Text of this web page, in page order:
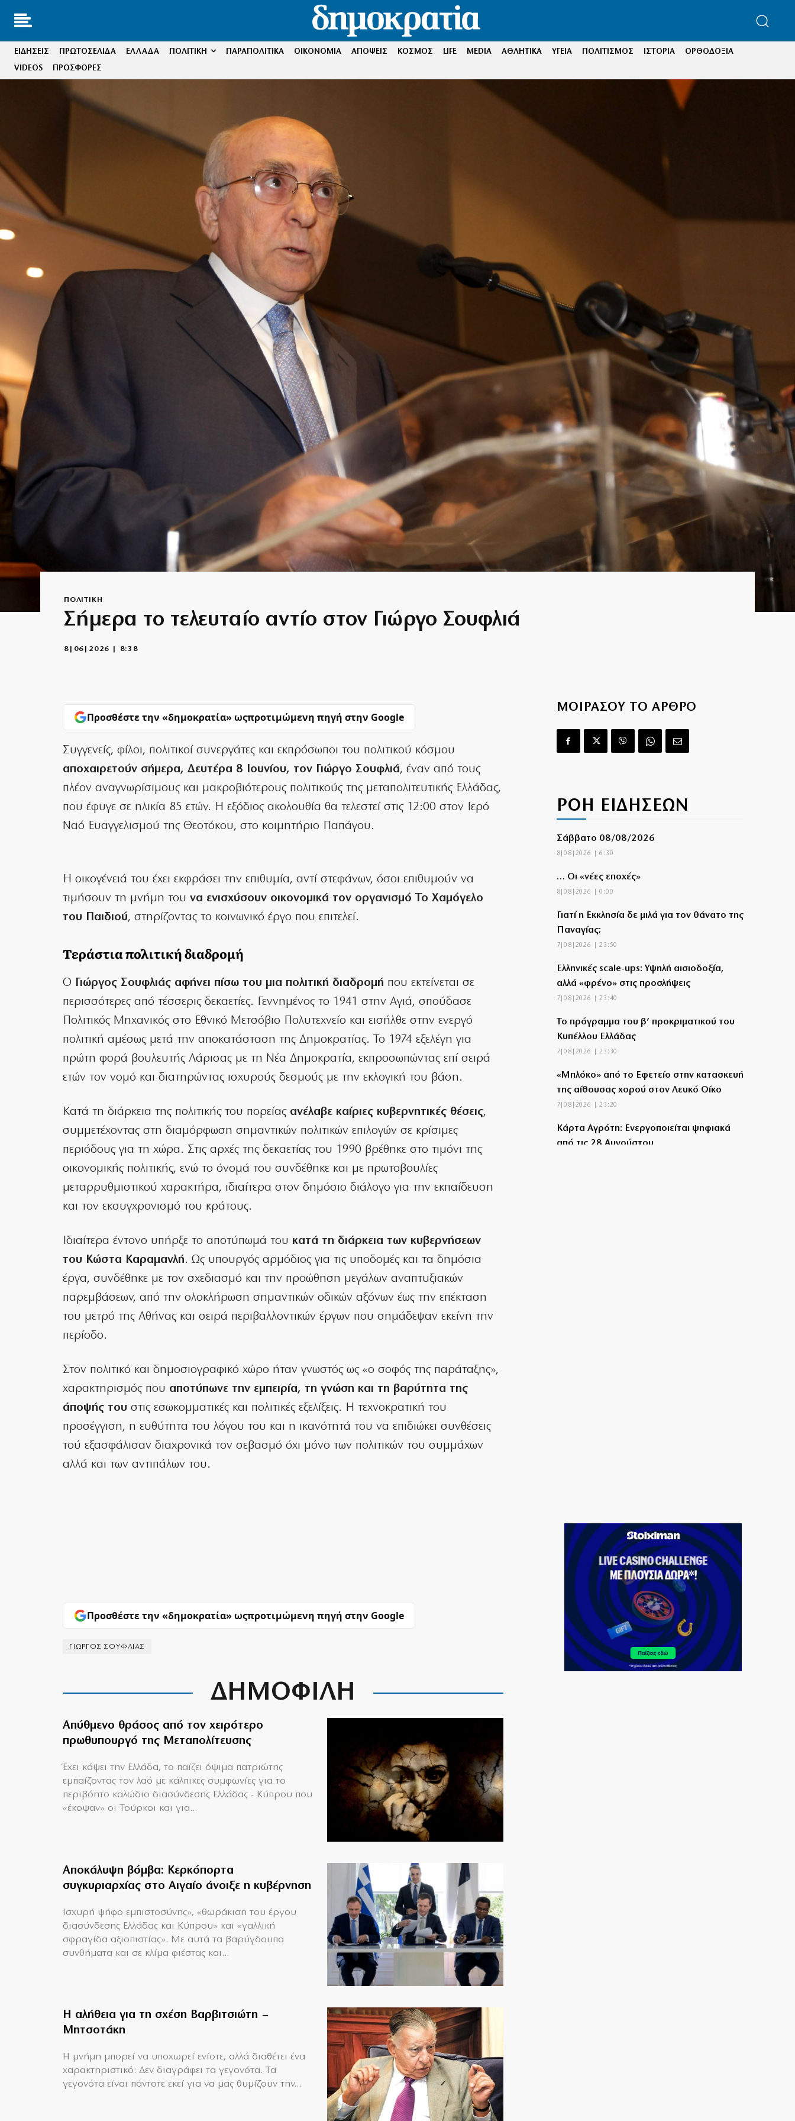
ΕΙΔΗΣΕΙΣ ΠΡΩΤΟΣΕΛΙΔΑ ΕΛΛΑΔΑ ΠΟΛΙΤΙΚΗ ΠΑΡΑΠΟΛΙΤΙΚΑ ΟΙΚΟΝΟΜΙΑ ΑΠΟΨΕΙΣ ΚΟΣΜΟΣ LIFE MEDIA ΑΘΛΗΤΙΚΑ ΥΓΕΙΑ ΠΟΛΙΤΙΣΜΟΣ ΙΣΤΟΡΙΑ
ΟΡΘΟΔΟΞΙΑ
VIDEOS
ΠΡΟΣΦΟΡΕΣ
ΠΟΛΙΤΙΚΗ
Σήμερα το τελευταίο αντίο στον Γιώργο Σουφλιά
8|06|2026 | 8:38
Προσθέστε την «δημοκρατία» ωςπροτιμώμενη πηγή στην Google
Συγγενείς, φίλοι, πολιτικοί συνεργάτες και εκπρόσωποι του πολιτικού κόσμου
αποχαιρετούν σήμερα, Δευτέρα 8 Ιουνίου, τον Γιώργο Σουφλιά, έναν από τους
πλέον αναγνωρίσιμους και μακροβιότερους πολιτικούς της μεταπολιτευτικής Ελλάδας,
που έφυγε σε ηλικία 85 ετών. Η εξόδιος ακολουθία θα τελεστεί στις 12:00 στον Ιερό
Ναό Ευαγγελισμού της Θεοτόκου, στο κοιμητήριο Παπάγου.
Η οικογένειά του έχει εκφράσει την επιθυμία, αντί στεφάνων, όσοι επιθυμούν να
τιμήσουν τη μνήμη του να ενισχύσουν οικονομικά τον οργανισμό Το Χαμόγελο
του Παιδιού, στηρίζοντας το κοινωνικό έργο που επιτελεί.
Τεράστια πολιτική διαδρομή
Ο Γιώργος Σουφλιάς αφήνει πίσω του μια πολιτική διαδρομή που εκτείνεται σε
περισσότερες από τέσσερις δεκαετίες. Γεννημένος το 1941 στην Αγιά, σπούδασε
Πολιτικός Μηχανικός στο Εθνικό Μετσόβιο Πολυτεχνείο και εισήλθε στην ενεργό
πολιτική αμέσως μετά την αποκατάσταση της Δημοκρατίας. Το 1974 εξελέγη για
πρώτη φορά βουλευτής Λάρισας με τη Νέα Δημοκρατία, εκπροσωπώντας επί σειρά
ετών τον νομό και διατηρώντας ισχυρούς δεσμούς με την εκλογική του βάση.
Κατά τη διάρκεια της πολιτικής του πορείας ανέλαβε καίριες κυβερνητικές θέσεις,
συμμετέχοντας στη διαμόρφωση σημαντικών πολιτικών επιλογών σε κρίσιμες
περιόδους για τη χώρα. Στις αρχές της δεκαετίας του 1990 βρέθηκε στο τιμόνι της
οικονομικής πολιτικής, ενώ το όνομά του συνδέθηκε και με πρωτοβουλίες
μεταρρυθμιστικού χαρακτήρα, ιδιαίτερα στον δημόσιο διάλογο για την εκπαίδευση
και τον εκσυγχρονισμό του κράτους.
Ιδιαίτερα έντονο υπήρξε το αποτύπωμά του κατά τη διάρκεια των κυβερνήσεων
του Κώστα Καραμανλή. Ως υπουργός αρμόδιος για τις υποδομές και τα δημόσια
έργα, συνδέθηκε με τον σχεδιασμό και την προώθηση μεγάλων αναπτυξιακών
παρεμβάσεων, από την ολοκλήρωση σημαντικών οδικών αξόνων έως την επέκταση
του μετρό της Αθήνας και σειρά περιβαλλοντικών έργων που σημάδεψαν εκείνη την
περίοδο.
Στον πολιτικό και δημοσιογραφικό χώρο ήταν γνωστός ως «ο σοφός της παράταξης»,
χαρακτηρισμός που αποτύπωνε την εμπειρία, τη γνώση και τη βαρύτητα της
άποψής του στις εσωκομματικές και πολιτικές εξελίξεις. Η τεχνοκρατική του
προσέγγιση, η ευθύτητα του λόγου του και η ικανότητά του να επιδιώκει συνθέσεις
τού εξασφάλισαν διαχρονικά τον σεβασμό όχι μόνο των πολιτικών του συμμάχων
αλλά και των αντιπάλων του.
Προσθέστε την «δημοκρατία» ωςπροτιμώμενη πηγή στην Google
ΓΙΩΡΓΟΣ ΣΟΥΦΛΙΑΣ
ΔΗΜΟΦΙΛΗ
Απύθμενο θράσος από τον χειρότερο
πρωθυπουργό της Μεταπολίτευσης
Έχει κάψει την Ελλάδα, το παίζει όψιμα πατριώτης
εμπαίζοντας τον λαό με κάλπικες συμφωνίες για το
περιβόητο καλώδιο διασύνδεσης Ελλάδας - Κύπρου που
«έκοψαν» οι Τούρκοι και για...
Αποκάλυψη βόμβα: Κερκόπορτα
συγκυριαρχίας στο Αιγαίο άνοιξε η κυβέρνηση
Ισχυρή ψήφο εμπιστοσύνης», «θωράκιση του έργου
διασύνδεσης Ελλάδας και Κύπρου» και «γαλλική
σφραγίδα αξιοπιστίας». Με αυτά τα βαρύγδουπα
συνθήματα και σε κλίμα φιέστας και...
Η αλήθεια για τη σχέση Βαρβιτσιώτη –
Μητσοτάκη
H μνήμη μπορεί να υποχωρεί ενίοτε, αλλά διαθέτει ένα
χαρακτηριστικό: Δεν διαγράφει τα γεγονότα. Τα
γεγονότα είναι πάντοτε εκεί για να μας θυμίζουν την...
ΜΟΙΡΑΣΟΥ ΤΟ ΑΡΘΡΟ
ΡΟΗ ΕΙΔΗΣΕΩΝ
Σάββατο 08/08/2026
8|08|2026 | 6:30
… Οι «νέες εποχές»
8|08|2026 | 0:00
Γιατί η Εκκλησία δε μιλά για τον θάνατο της
Παναγίας;
7|08|2026 | 23:50
Ελληνικές scale-ups: Υψηλή αισιοδοξία,
αλλά «φρένο» στις προσλήψεις
7|08|2026 | 23:40
Το πρόγραμμα του β’ προκριματικού του
Κυπέλλου Ελλάδας
7|08|2026 | 23:30
«Μπλόκο» από το Εφετείο στην κατασκευή
της αίθουσας χορού στον Λευκό Οίκο
7|08|2026 | 23:20
Κάρτα Αγρότη: Ενεργοποιείται ψηφιακά
από τις 28 Αυγούστου
CVC: Στο 1,1 δισ. € η τιμή εκκίνησης για 3
νέα πωλητήρια
7|08|2026 | 22:15
Ολυμπιακός: Έγινε «ερυθρολεύκος» ο γιος
του Ζιοβάνι
7|08|2026 | 22:10
Μαρούσι: Συνελήφθη 35χρονος με
ναρκωτικά σε προαύλιο σχολείου
7|08|2026 | 21:50